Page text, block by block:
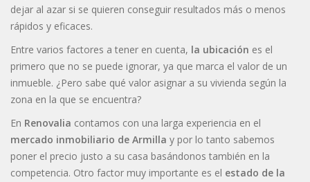
dejar al azar si se quieren conseguir resultados más o menos
rápidos y eficaces.
Entre varios factores a tener en cuenta, la ubicación es el
primero que no se puede ignorar, ya que marca el valor de un
inmueble. ¿Pero sabe qué valor asignar a su vivienda según la
zona en la que se encuentra?
En Renovalia contamos con una larga experiencia en el
mercado inmobiliario de Armilla y por lo tanto sabemos
poner el precio justo a su casa basándonos también en la
competencia. Otro factor muy importante es el estado de la